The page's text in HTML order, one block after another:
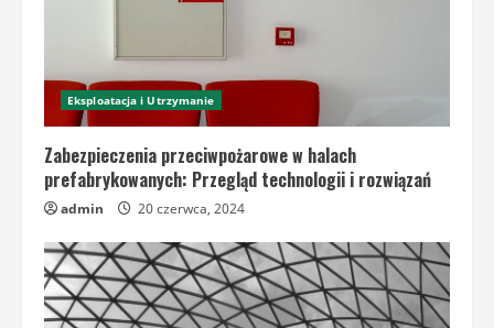
Eksploatacja i Utrzymanie
Zabezpieczenia przeciwpożarowe w halach
prefabrykowanych: Przegląd technologii i rozwiązań
admin 20 czerwca, 2024